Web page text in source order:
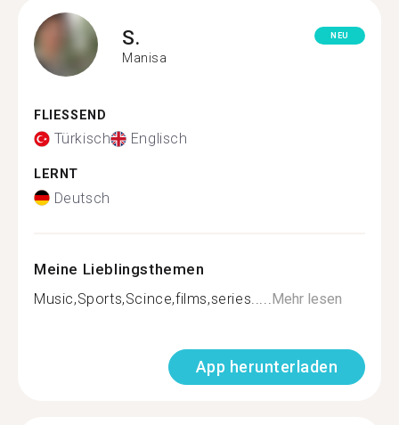
S.
Manisa
NEU
FLIESSEND
Türkisch Englisch
LERNT
Deutsch
Meine Lieblingsthemen
Music,Sports,Scince,films,series..... Mehr lesen
App herunterladen